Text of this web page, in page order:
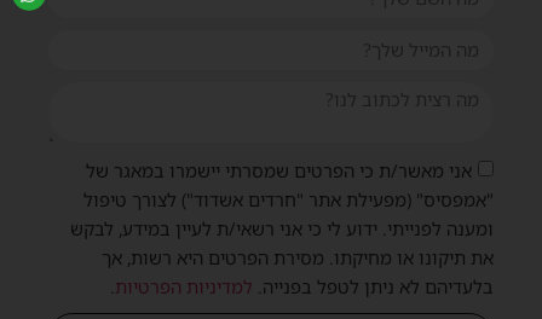
אני מאשר/ת כי הפרטים שמסרתי יישמרו במאגר של
"אמפסיס" (מפעילת אתר "חרדים אשדוד") לצורך טיפול
ומענה לפנייתי. ידוע לי כי אני רשאי/ת לעיין במידע, לבקש
את תיקונו או מחיקתו. מסירת הפרטים היא רשות, אך
בלעדיהם לא ניתן לטפל בפנייה. למדיניות הפרטיות